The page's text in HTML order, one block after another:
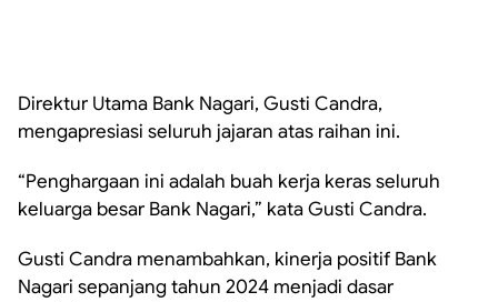
Direktur Utama Bank Nagari, Gusti Candra,
mengapresiasi seluruh jajaran atas raihan ini.
“Penghargaan ini adalah buah kerja keras seluruh
keluarga besar Bank Nagari,” kata Gusti Candra.
Gusti Candra menambahkan, kinerja positif Bank
Nagari sepanjang tahun 2024 menjadi dasar